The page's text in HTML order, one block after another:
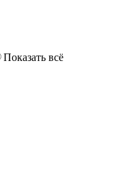
Показать всё